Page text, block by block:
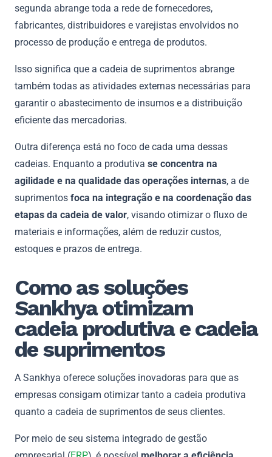
segunda abrange toda a rede de fornecedores,
fabricantes, distribuidores e varejistas envolvidos no
processo de produção e entrega de produtos.
Isso significa que a cadeia de suprimentos abrange
também todas as atividades externas necessárias para
garantir o abastecimento de insumos e a distribuição
eficiente das mercadorias.
Outra diferença está no foco de cada uma dessas
cadeias. Enquanto a produtiva se concentra na
agilidade e na qualidade das operações internas, a de
suprimentos foca na integração e na coordenação das
etapas da cadeia de valor, visando otimizar o fluxo de
materiais e informações, além de reduzir custos,
estoques e prazos de entrega.
Como as soluções
Sankhya otimizam
cadeia produtiva e cadeia
de suprimentos
A Sankhya oferece soluções inovadoras para que as
empresas consigam otimizar tanto a cadeia produtiva
quanto a cadeia de suprimentos de seus clientes.
Por meio de seu sistema integrado de gestão